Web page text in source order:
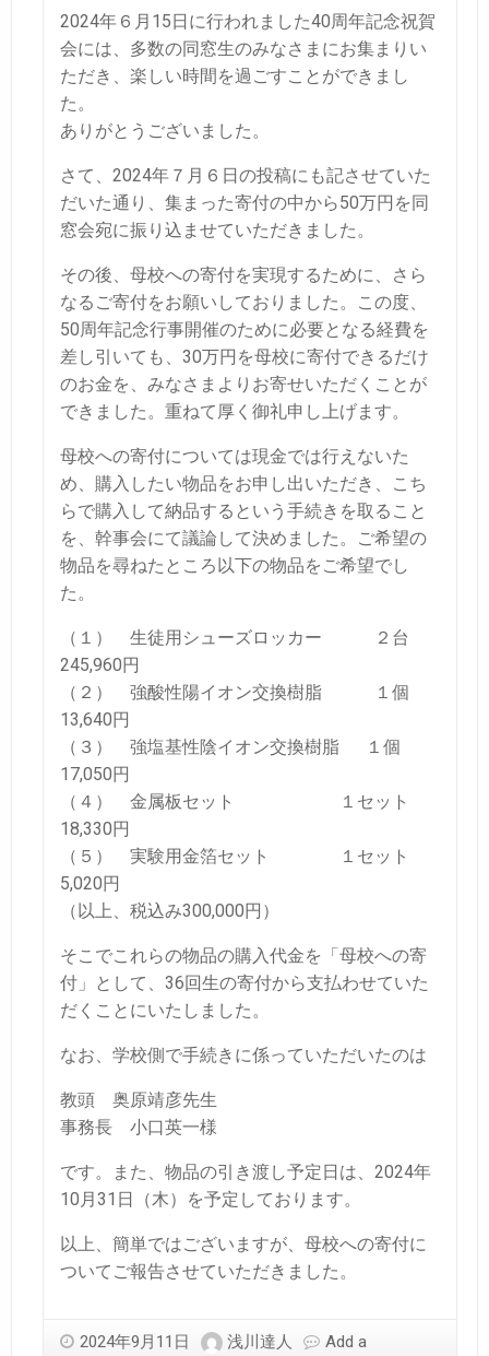
2024年６月15日に行われました40周年記念祝賀
会には、多数の同窓生のみなさまにお集まりい
ただき、楽しい時間を過ごすことができまし
た。
ありがとうございました。
さて、2024年７月６日の投稿にも記させていた
だいた通り、集まった寄付の中から50万円を同
窓会宛に振り込ませていただきました。
その後、母校への寄付を実現するために、さら
なるご寄付をお願いしておりました。この度、
50周年記念行事開催のために必要となる経費を
差し引いても、30万円を母校に寄付できるだけ
のお金を、みなさまよりお寄せいただくことが
できました。重ねて厚く御礼申し上げます。
母校への寄付については現金では行えないた
め、購入したい物品をお申し出いただき、こち
らで購入して納品するという手続きを取ること
を、幹事会にて議論して決めました。ご希望の
物品を尋ねたところ以下の物品をご希望でし
た。
（１） 生徒用シューズロッカー ２台
245,960円
（２） 強酸性陽イオン交換樹脂 １個
13,640円
（３） 強塩基性陰イオン交換樹脂 １個
17,050円
（４） 金属板セット １セット
18,330円
（５） 実験用金箔セット １セット
5,020円
（以上、税込み300,000円）
そこでこれらの物品の購入代金を「母校への寄
付」として、36回生の寄付から支払わせていた
だくことにいたしました。
なお、学校側で手続きに係っていただいたのは
教頭 奥原靖彦先生
事務長 小口英一様
です。また、物品の引き渡し予定日は、2024年
10月31日（木）を予定しております。
以上、簡単ではございますが、母校への寄付に
ついてご報告させていただきました。
2024年9月11日 浅川達人
Add a